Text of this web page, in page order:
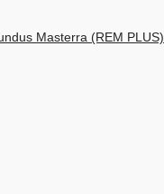
Masterra (REM PLUS)